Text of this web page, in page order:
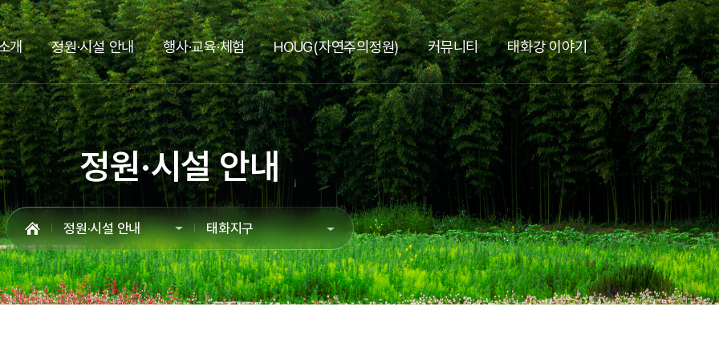
본문 바로가기
메인메뉴 바로가기
개 정원·시설 안내 행사·교육·체험 HOUG(자연주의정원) 커뮤니티 태화강 이야기
정원·시설 안내
정원·시설 안내 태화지구